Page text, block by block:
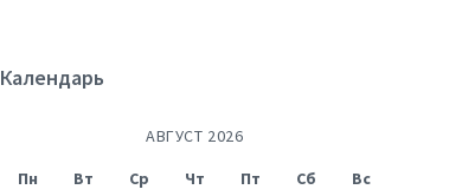
Календарь
АВГУСТ 2026
Пн
Вт Ср Чт Пт Сб
Вс